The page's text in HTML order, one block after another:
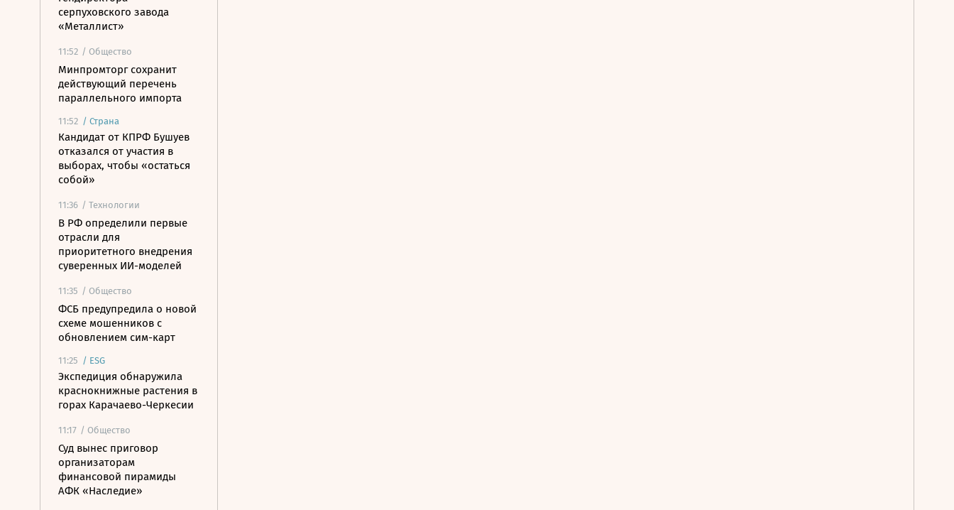
серпуховского завода
«Металлист»
11:52 / Общество
Минпромторг сохранит
действующий перечень
параллельного импорта
11:52 / Страна
Кандидат от КПРФ Бушуев
отказался от участия в
выборах, чтобы «остаться
собой»
11:36 / Технологии
В РФ определили первые
отрасли для
приоритетного внедрения
суверенных ИИ-моделей
11:35 / Общество
ФСБ предупредила о новой
схеме мошенников с
обновлением сим-карт
11:25 / ESG
Экспедиция обнаружила
краснокнижные растения в
горах Карачаево-Черкесии
11:17 / Общество
Суд вынес приговор
организаторам
финансовой пирамиды
АФК «Наследие»